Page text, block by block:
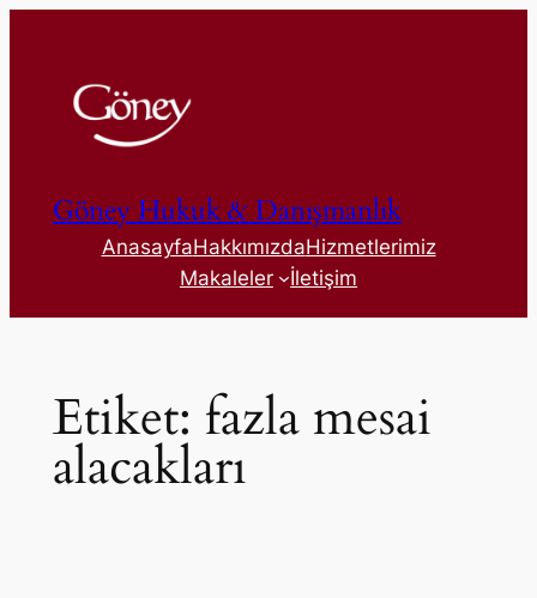
Göney Hukuk & Danışmanlık
AnasayfaHakkımızdaHizmetlerimiz
Makaleler
İletişim
Etiket: fazla mesai
alacakları